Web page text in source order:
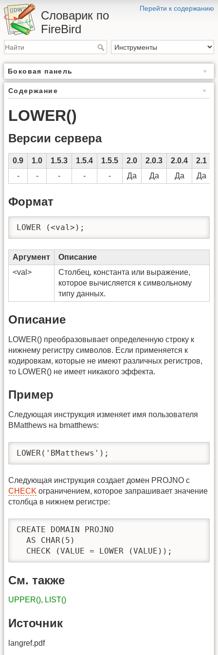
Перейти к содержанию
Словарик по
FireBird
Боковая панель
Содержание
LOWER()
Версии сервера
0.9 1.0 1.5.3 1.5.4 1.5.5 2.0 2.0.3 2.0.4 2.1
-
- - - - Да Да Да Да
Формат
LOWER (<val>);
Аргумент
Описание
<val>
Столбец, константа или выражение,
которое вычисляется к символьному
типу данных.
Описание
LOWER() преобразовывает определенную строку к
нижнему регистру символов. Если применяется к
кодировкам, которые не имеют различных регистров,
то LOWER() не имеет никакого эффекта.
Пример
Следующая инструкция изменяет имя пользователя
BMatthews на bmatthews:
LOWER('BMatthews');
Следующая инструкция создает домен PROJNO с
CHECK ограничением, которое запрашивает значение
столбца в нижнем регистре:
CREATE DOMAIN PROJNO
  AS CHAR(5)
  CHECK (VALUE = LOWER (VALUE));
См. также
UPPER(), LIST()
Источник
langref.pdf